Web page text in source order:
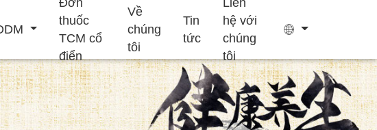
Đơn
thuốc
TCM cổ
điển
Về
chúng
tôi
Tin
tức
Liên
hệ với
chúng
tôi